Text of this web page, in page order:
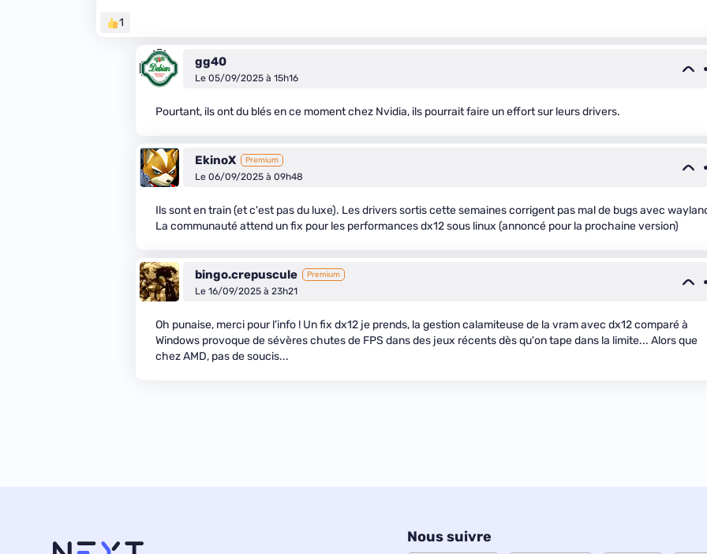
1
gg40
Le 05/09/2025 à 15h16
Pourtant, ils ont du blés en ce moment chez Nvidia, ils pourrait faire un effort sur leurs drivers.
EkinoX Premium
Le 06/09/2025 à 09h48
Ils sont en train (et c'est pas du luxe). Les drivers sortis cette semaines corrigent pas mal de bugs avec
La communauté attend un fix pour les performances dx12 sous linux (annoncé pour la prochaine version)
bingo.crepuscule Premium
Le 16/09/2025 à 23h21
Oh punaise, merci pour l'info ! Un fix dx12 je prends, la gestion calamiteuse de la vram avec dx12 comparé à
Windows provoque de sévères chutes de FPS dans des jeux récents dès qu'on tape dans la limite... Alors que
chez AMD, pas de soucis...
Nous suivre